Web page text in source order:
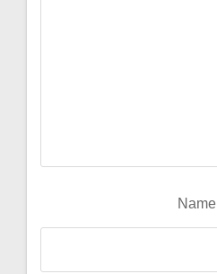
Name